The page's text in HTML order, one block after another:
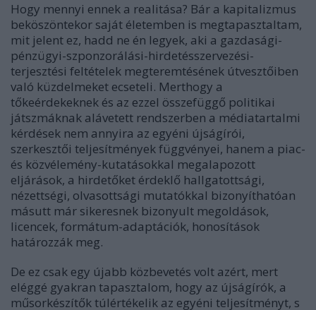
Hogy mennyi ennek a realitása? Bár a kapitalizmus
beköszöntekor saját életemben is megtapasztaltam,
mit jelent ez, hadd ne én legyek, aki a gazdasági-
pénzügyi-szponzorálási-hirdetésszervezési-
terjesztési feltételek megteremtésének útvesztőiben
való küzdelmeket ecseteli. Merthogy a
tőkeérdekeknek és az ezzel összefüggő politikai
játszmáknak alávetett rendszerben a médiatartalmi
kérdések nem annyira az egyéni újságírói,
szerkesztői teljesítmények függvényei, hanem a piac-
és közvélemény-kutatásokkal megalapozott
eljárások, a hirdetőket érdeklő hallgatottsági,
nézettségi, olvasottsági mutatókkal bizonyíthatóan
másutt már sikeresnek bizonyult megoldások,
licencek, formátum-adaptációk, honosítások
határozzák meg.
De ez csak egy újabb közbevetés volt azért, mert
eléggé gyakran tapasztalom, hogy az újságírók, a
műsorkészítők túlértékelik az egyéni teljesítményt, s